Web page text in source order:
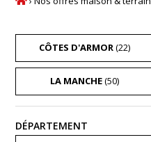
CÔTES D'ARMOR(22)
LA MANCHE(50)
Recherche
DÉPARTEMENT